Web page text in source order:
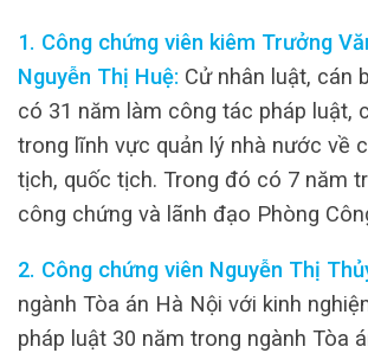
1. Công chứng viên kiêm Trưởng
Nguyễn Thị Huệ: Cử nhân luật, cán
có 31 năm làm công tác pháp luật,
trong lĩnh vực quản lý nhà nước về
tịch, quốc tịch. Trong đó có 7 năm
công chứng và lãnh đạo Phòng
2. Công chứng viên Nguyễn Thị
ngành Tòa án Hà Nội với kinh
pháp luật 30 năm trong ngành Tòa